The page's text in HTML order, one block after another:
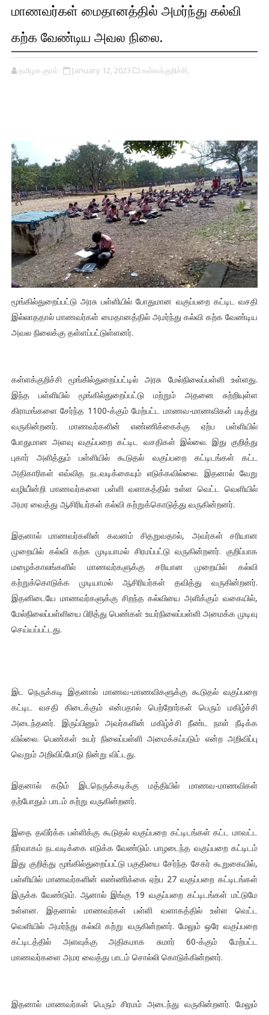
மாணவர்கள் மைதானத்தில் அமர்ந்து கல்வி
கற்க வேண்டிய அவல நிலை.
தமிழக குரல் January 12, 2023 கள்ளக்குறிச்சி,
மூங்கில்துறைப்பட்டு அரசு பள்ளியில் போதுமான வகுப்பறை கட்டிட வசதி
இல்லாததால் மாணவர்கள் மைதானத்தில் அமர்ந்து கல்வி கற்க வேண்டிய
அவல நிலைக்கு தள்ளப்பட்டுள்ளனர்.
கள்ளக்குறிச்சி மூங்கில்துறைப்பட்டில் அரசு மேல்நிலைப்பள்ளி உள்ளது.
இந்த பள்ளியில் மூங்கில்துறைப்பட்டு மற்றும் அதனை சுற்றியுள்ள
கிராமங்களை சேர்ந்த 1100-க்கும் மேற்பட்ட மாணவ-மாணவிகள் படித்து
வருகின்றனர். மாணவர்களின் எண்ணிக்கைக்கு ஏற்ப பள்ளியில்
போதுமான அளவு வகுப்பறை கட்டிட வசதிகள் இல்லை. இது குறித்து
புகார் அளித்தும் பள்ளியில் கூடுதல் வகுப்பறை கட்டிடங்கள் கட்ட
அதிகாரிகள் எவ்வித நடவடிக்கையும் எடுக்கவில்லை. இதனால் வேறு
வழியி்ன்றி மாணவர்களை பள்ளி வளாகத்தில் உள்ள வெட்ட வெளியில்
அமர வைத்து ஆசிரியர்கள் கல்வி கற்றுக்கொடுத்து வருகின்றனர்.
இதனால் மாணவர்களின் கவனம் சிதறுவதால், அவர்கள் சரியான
முறையில் கல்வி கற்க முடியாமல் சிரமப்பட்டு வருகின்றனர். குறிப்பாக
மழைக்காலங்களில் மாணவர்களுக்கு சரியான முறையில் கல்வி
கற்றுக்கொடுக்க முடியாமல் ஆசிரியர்கள் தவித்து வருகின்றனர்.
இதனிடையே மாணவர்களுக்கு சிறந்த கல்வியை அளிக்கும் வகையில்,
மேல்நிலைப்பள்ளியை பிரித்து பெண்கள் உயர்நிலைப்பள்ளி அமைக்க முடிவு
செய்யப்பட்டது.
இட நெருக்கடி இதனால் மாணவ-மாணவிகளுக்கு கூடுதல் வகுப்பறை
கட்டிட வசதி கிடைக்கும் என்பதால் பெற்றோர்கள் பெரும் மகிழ்ச்சி
அடைந்தனர். இருப்பினும் அவர்களின் மகிழ்ச்சி நீண்ட நாள் நீடிக்க
வில்லை. பெண்கள் உயர் நிலைப்பள்ளி அமைக்கப்படும் என்ற அறிவிப்பு
வெறும் அறிவிப்போடு நின்று விட்டது.
இதனால் கடு்ம் இடநெருக்கடிக்கு மத்தியில் மாணவ-மாணவிகள்
தற்போதும் பாடம் கற்று வருகின்றனர்.
இதை தவிர்க்க பள்ளிக்கு கூடுதல் வகுப்பறை கட்டிடங்கள் கட்ட மாவட்ட
நிர்வாகம் நடவடிக்கை எடுக்க வேண்டும். பாழடைந்த வகுப்பறை கட்டிடம்
இது குறித்து மூங்கில்துறைப்பட்டு பகுதியை சேர்ந்த சேகர் கூறுகையில்,
பள்ளியில் மாணவர்களின் எண்ணிக்கை ஏற்ப 27 வகுப்பறை கட்டிடங்கள்
இருக்க வேண்டும். ஆனால் இங்கு 19 வகுப்பறை கட்டிடங்கள் மட்டுமே
உள்ளன. இதனால் மாணவர்கள் பள்ளி வளாகத்தில் உள்ள வெட்ட
வெளியில் அமர்ந்து கல்வி கற்று வருகின்றனர். மேலும் ஒரே வகுப்பறை
கட்டிடத்தில் அளவுக்கு அதிகமாக சுமார் 60-க்கும் மேற்பட்ட
மாணவர்களை அமர வைத்து பாடம் சொல்லி கொடுக்கின்றனர்.
இதனால் மாணவர்கள் பெரும் சிரமம் அடைந்து வருகின்றனர். மேலும்